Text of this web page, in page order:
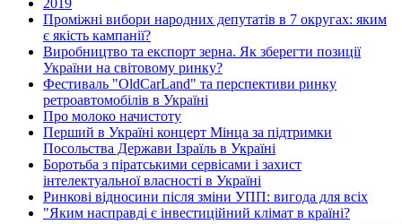
Проміжні вибори народних депутатів в 7 округах: яким
є якість кампанії?
Виробництво та експорт зерна. Як зберегти позиції
України на світовому ринку?
Фестиваль "OldCarLand" та перспективи ринку
ретроавтомобілів в Україні
Про молоко начистоту
Перший в Україні концерт Мінца за підтримки
Посольства Держави Ізраїль в Україні
Боротьба з піратськими сервісами і захист
інтелектуальної власності в Україні
Ринкові відносини після зміни УПП: вигода для всіх
"Яким насправді є інвестиційний клімат в країні?